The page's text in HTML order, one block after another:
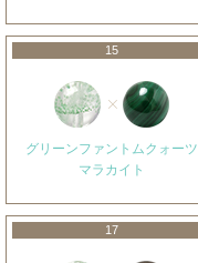
15
グリーンファントムクォーツ
マラカイト
17